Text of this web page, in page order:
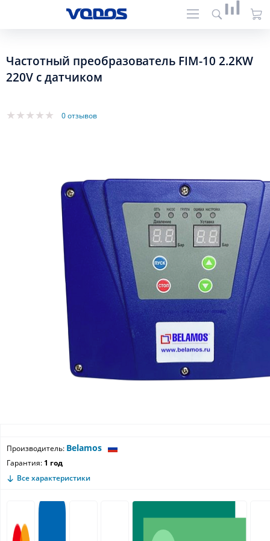
Частотный преобразователь FIM-10 2.2KW
220V с датчиком
0 отзывов
Производитель: Belamos
Гарантия: 1 год
Все характеристики